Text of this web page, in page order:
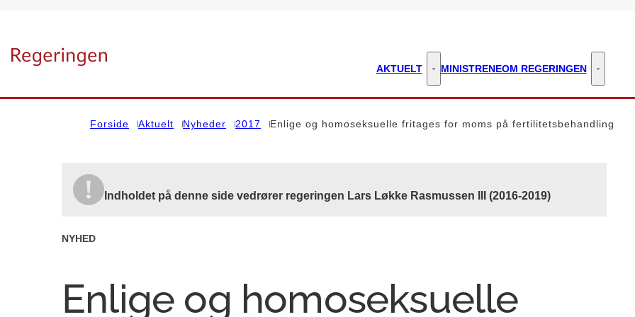
AKTUELT Aktuelt - Flere links
MINISTRENEOM REGERINGEN Om
Forside Aktuelt Nyheder 2017 Enlige og homoseksuelle fritages for moms på fertilitetsbehandling
Indholdet på denne side vedrører regeringen Lars Løkke Rasmussen III (2016-2019)
NYHED
Enlige og homoseksuelle